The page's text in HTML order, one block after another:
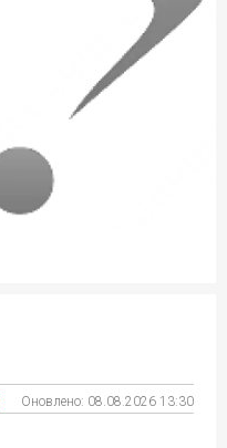
Оновлено: 08.08.2026 13:30